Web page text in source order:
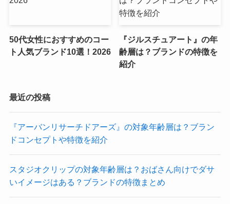
50代女性におすすめのコー
ト人気ブランド10選！2026
『ジルスチュアート』の年
齢層は？ブランドの特徴を
紹介
最近の投稿
『アーバンリサーチドアーズ』の対象年齢層は？ブラン
ドコンセプトや特徴を紹介
スタジオクリップの対象年齢層は？おばさん向けでダサ
いイメージはある？ブランドの特徴まとめ